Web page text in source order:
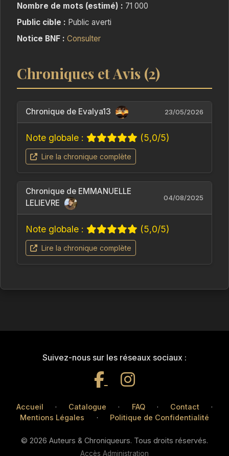
Nombre de mots (estimé) : 71 000
Public cible : Public averti
Notice BNF : Consulter
Chroniques et Avis (2)
Chronique de Evalya13 23/05/2026
Note globale : (5,0/5)
Lire la chronique complète
Chronique de EMMANUELLE
LELIEVRE
04/08/2025
Note globale : (5,0/5)
Lire la chronique complète
Suivez-nous sur les réseaux sociaux :
Accueil · Catalogue · FAQ · Contact
·
Mentions Légales
· Politique de Confidentialité
© 2026 Auteurs & Chroniqueurs. Tous droits réservés.
Accès Administration